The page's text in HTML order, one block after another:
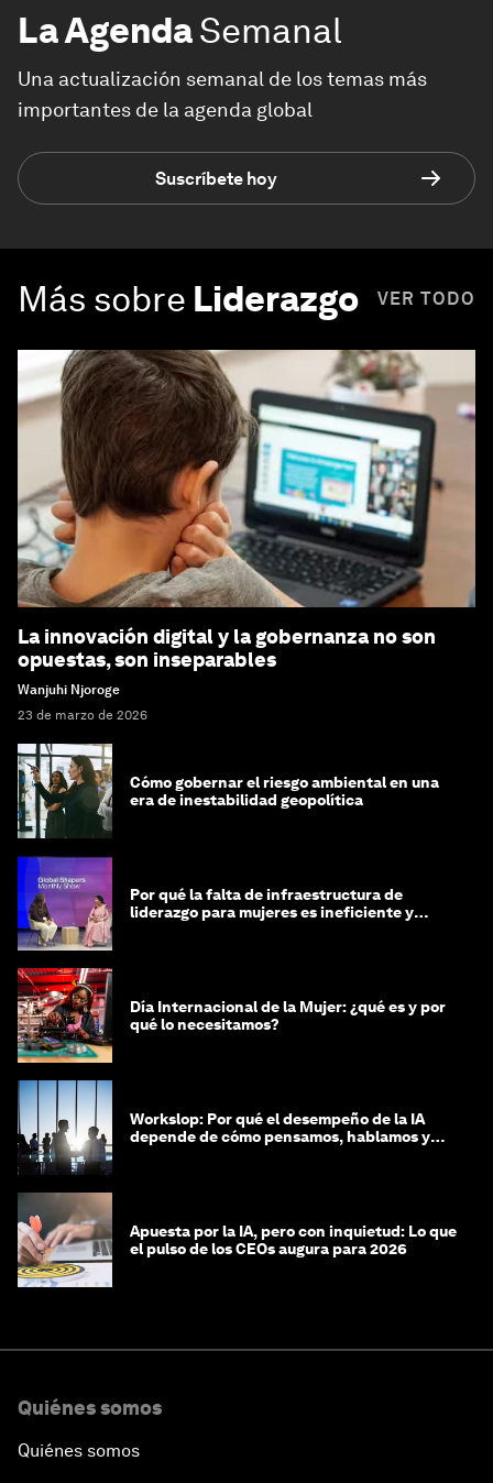
La AgendaSemanal
Una actualización semanal de los temas más
importantes de la agenda global
Suscríbete hoy
Más sobre Liderazgo VER TODO
La innovación digital y la gobernanza no son
opuestas, son inseparables
Wanjuhi Njoroge
23 de marzo de 2026
Cómo gobernar el riesgo ambiental en una
era de inestabilidad geopolítica
Por qué la falta de infraestructura de
liderazgo para mujeres es ineficiente y
Día Internacional de la Mujer: ¿qué es y por
qué lo necesitamos?
Workslop: Por qué el desempeño de la IA
depende de cómo pensamos, hablamos y
Apuesta por la IA, pero con inquietud: Lo que
el pulso de los CEOs augura para 2026
Quiénes somos
Quiénes somos